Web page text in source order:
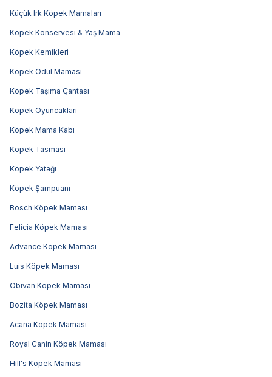
Küçük Irk Köpek Mamaları
Köpek Konservesi & Yaş Mama
Köpek Kemikleri
Köpek Ödül Maması
Köpek Taşıma Çantası
Köpek Oyuncakları
Köpek Mama Kabı
Köpek Tasması
Köpek Yatağı
Köpek Şampuanı
Bosch Köpek Maması
Felicia Köpek Maması
Advance Köpek Maması
Luis Köpek Maması
Obivan Köpek Maması
Bozita Köpek Maması
Acana Köpek Maması
Royal Canin Köpek Maması
Hill's Köpek Maması